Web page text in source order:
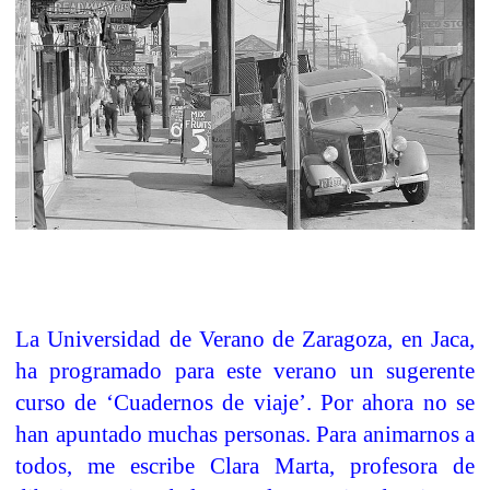
La Universidad de Verano de Zaragoza, en Jaca,
ha programado para este verano un sugerente
curso de ‘Cuadernos de viaje’. Por ahora no se
han apuntado muchas personas. Para animarnos a
todos, me escribe Clara Marta, profesora de